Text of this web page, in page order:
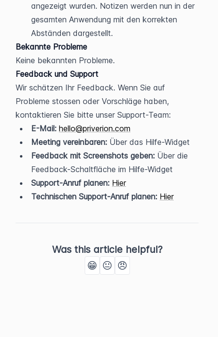
angezeigt wurden. Notizen werden nun in der
gesamten Anwendung mit den korrekten
Abständen dargestellt.
Bekannte Probleme
Keine bekannten Probleme.
Feedback und Support
Wir schätzen Ihr Feedback. Wenn Sie auf
Probleme stossen oder Vorschläge haben,
kontaktieren Sie bitte unser Support-Team:
E-Mail: hello@priverion.com
Meeting vereinbaren: Über das Hilfe-Widget
Feedback mit Screenshots geben: Über die
Feedback-Schaltfläche im Hilfe-Widget
Support-Anruf planen: Hier
Technischen Support-Anruf planen: Hier
Was this article helpful?
😁 😐 😠